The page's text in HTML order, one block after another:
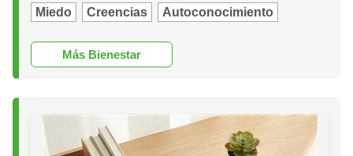
Miedo Creencias Autoconocimiento
Más Bienestar